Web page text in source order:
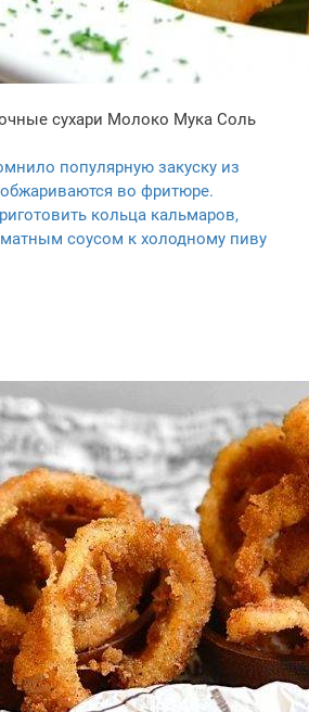
сухари Молоко Мука Соль
популярную закуску из
во фритюре.
кольца кальмаров,
соусом к холодному пиву